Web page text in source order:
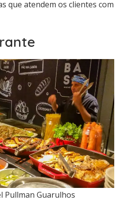
que atendem os clientes com
Pullman Guarulhos